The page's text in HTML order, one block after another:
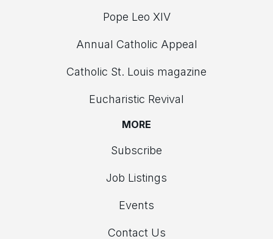
Pope Leo XIV
Annual Catholic Appeal
Catholic St. Louis magazine
Eucharistic Revival
MORE
Subscribe
Job Listings
Events
Contact Us